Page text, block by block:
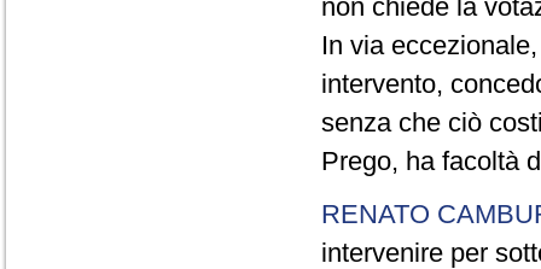
non chiede la
In via
intervento,
senza che ciò
Prego, ha facoltà
RENATO
intervenire per